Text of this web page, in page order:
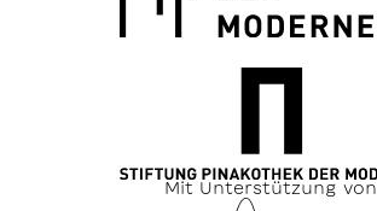
Mit Unterstützung von